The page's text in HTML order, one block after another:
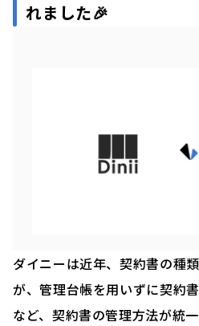
れました🎉
ダイニーは近年、契約書の種
が、管理台帳を用いずに契約
など、契約書の管理方法が統